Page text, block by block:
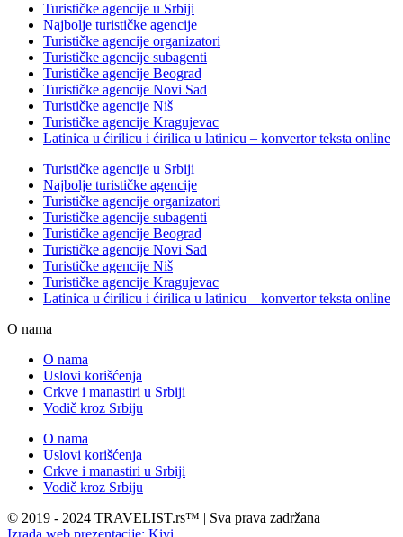
Turističke agencije u Srbiji
Najbolje turističke agencije
Turističke agencije organizatori
Turističke agencije subagenti
Turističke agencije Beograd
Turističke agencije Novi Sad
Turističke agencije Niš
Turističke agencije Kragujevac
Latinica u ćirilicu i ćirilica u latinicu – konvertor teksta online
Turističke agencije u Srbiji
Najbolje turističke agencije
Turističke agencije organizatori
Turističke agencije subagenti
Turističke agencije Beograd
Turističke agencije Novi Sad
Turističke agencije Niš
Turističke agencije Kragujevac
Latinica u ćirilicu i ćirilica u latinicu – konvertor teksta online
O nama
O nama
Uslovi korišćenja
Crkve i manastiri u Srbiji
Vodič kroz Srbiju
O nama
Uslovi korišćenja
Crkve i manastiri u Srbiji
Vodič kroz Srbiju
© 2019 - 2024 TRAVELIST.rs™ | Sva prava zadržana